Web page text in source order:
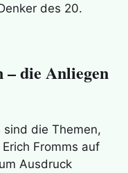
des 20.
die Anliegen
sind die Themen,
Fromms auf
Ausdruck